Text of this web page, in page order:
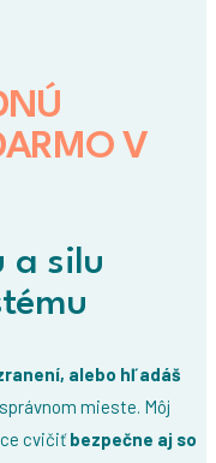
V
a silu
alebo hľadáš
mieste. Môj
cvičiťbezpečne aj so